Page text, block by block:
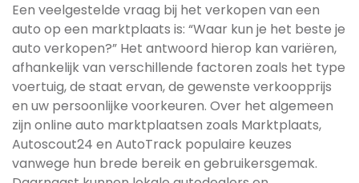
Een veelgestelde vraag bij het verkopen van een
auto op een marktplaats is: “Waar kun je het beste je
auto verkopen?” Het antwoord hierop kan variëren,
afhankelijk van verschillende factoren zoals het type
voertuig, de staat ervan, de gewenste verkoopprijs
en uw persoonlijke voorkeuren. Over het algemeen
zijn online auto marktplaatsen zoals Marktplaats,
Autoscout24 en AutoTrack populaire keuzes
vanwege hun brede bereik en gebruikersgemak.